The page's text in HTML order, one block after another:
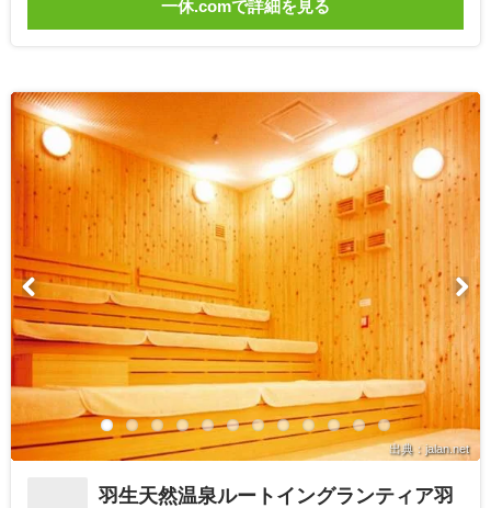
一休.comで詳細を見る
出典：jalan.net
羽生天然温泉ルートイングランティア羽